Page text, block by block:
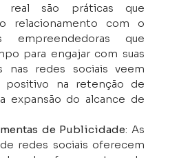
real são práticas que
relacionamento com o
empreendedoras que
para engajar com suas
nas redes sociais veem
positivo na retenção de
expansão do alcance de
de Publicidade: As
redes sociais oferecem